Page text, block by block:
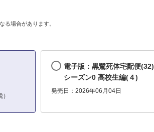
る場合があります。
電子版：黒鷺死体宅配便(32)
シーズン0 高校生編(４)
発売日：2026年06月04日